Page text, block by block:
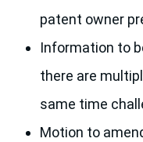
patent owner
Information to
there are
same time
Motion to